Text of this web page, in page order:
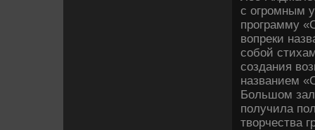
с огромным
программу
вопреки
собой
создания
названием
Большом
получила
творчества